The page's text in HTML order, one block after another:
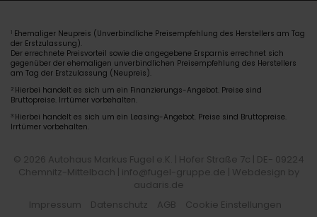
1 Ehemaliger Neupreis (Unverbindliche Preisempfehlung des Herstellers am Tag
der Erstzulassung).
Der errechnete Preisvorteil sowie die angegebene Ersparnis errechnet sich
gegenüber der ehemaligen unverbindlichen Preisempfehlung des Herstellers
am Tag der Erstzulassung (Neupreis).
2 Hierbei handelt es sich um ein Finanzierungs-Angebot. Preise sind
Bruttopreise. Irrtümer vorbehalten.
3 Hierbei handelt es sich um ein Leasing-Angebot. Preise sind Bruttopreise.
Irrtümer vorbehalten.
© 2026 Autohaus Markus Fugel e.K. | Hofer Straße 7c | DE- 09224
Chemnitz-Mittelbach | info@fugel-gruppe.de | Webdesign by
audaris.de
Impressum
Datenschutz AGB Cookie Einstellungen